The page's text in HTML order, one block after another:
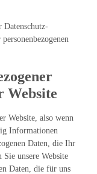
Datenschutz-
Website
Website, also wenn
Informationen
Daten, die Ihr
unsere Website
Daten, die für uns